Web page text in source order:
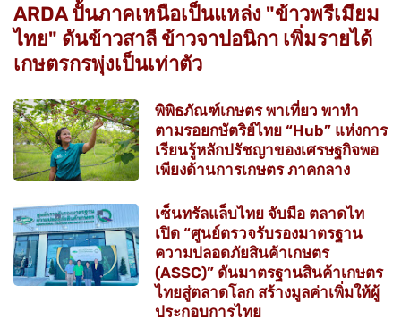
ARDA ปั้นภาคเหนือเป็นแหล่ง "ข้าวพรีเมียม
ไทย" ดันข้าวสาลี ข้าวจาปอนิกา เพิ่มรายได้
เกษตรกรพุ่งเป็นเท่าตัว
พิพิธภัณฑ์เกษตร พาเที่ยว พาทำ
ตามรอยกษัตริย์ไทย “Hub” แห่งการ
เรียนรู้หลักปรัชญาของเศรษฐกิจพอ
เพียงด้านการเกษตร ภาคกลาง
เซ็นทรัลแล็บไทย จับมือ ตลาดไท
เปิด “ศูนย์ตรวจรับรองมาตรฐาน
ความปลอดภัยสินค้าเกษตร
(ASSC)” ดันมาตรฐานสินค้าเกษตร
ไทยสู่ตลาดโลก สร้างมูลค่าเพิ่มให้ผู้
ประกอบการไทย